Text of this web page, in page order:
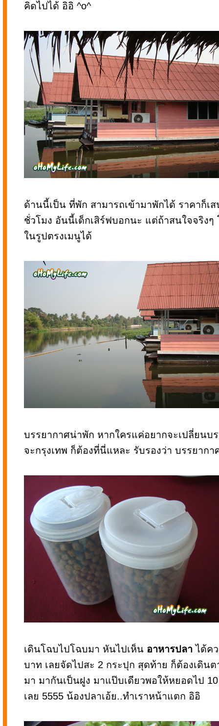
คิดไปได้ อิอิ ^o^
ด้านนี้เป็น ที่พัก สามารถเข้ามาพักได้ ราคาก็เ
ชั่วโมง อันนี้เด็กเสิร์ฟบอกนะ แต่ถ้าสนใจจริงๆ
ในรูปตรงเมนูได้
บรรยากาศน่าพัก หากใครแค่อยากจะเปลี่ยนบ
จะกรุงเทพ ก็ต้องที่นี่แหละ รับรองว่า บรรยากา
เดินโฉบไปโฉบมา หันไปเห็น อาหารปลา ได้ค
บาท เลยจัดไปสะ 2 กระปุก สุดท้าย ก็ต้องเดิน
มา มากันเป็นฝูง มาแป๊บเดียวพอให้หยอดไป
เลย 5555 น้องปลาเอ้ย..ทำเราหน้าแตก อิอิ